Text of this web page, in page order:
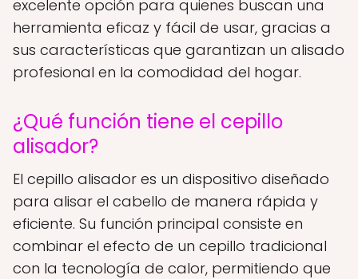
excelente opción para quienes buscan una
herramienta eficaz y fácil de usar, gracias a
sus características que garantizan un alisado
profesional en la comodidad del hogar.
¿Qué función tiene el cepillo
alisador?
El cepillo alisador es un dispositivo diseñado
para alisar el cabello de manera rápida y
eficiente. Su función principal consiste en
combinar el efecto de un cepillo tradicional
con la tecnología de calor, permitiendo que